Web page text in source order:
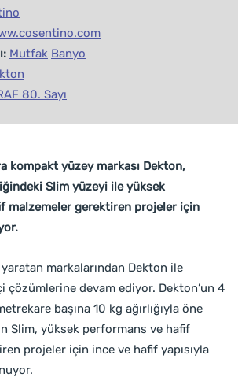
Mutfak Banyo
80. Sayı
kompakt yüzey markası Dekton,
Slim yüzeyi ile yüksek
malzemeler gerektiren projeler için
markalarından Dekton ile
çözümlerine devam ediyor. Dekton’un 4
başına 10 kg ağırlığıyla öne
Slim, yüksek performans ve hafif
projeler için ince ve hafif yapısıyla